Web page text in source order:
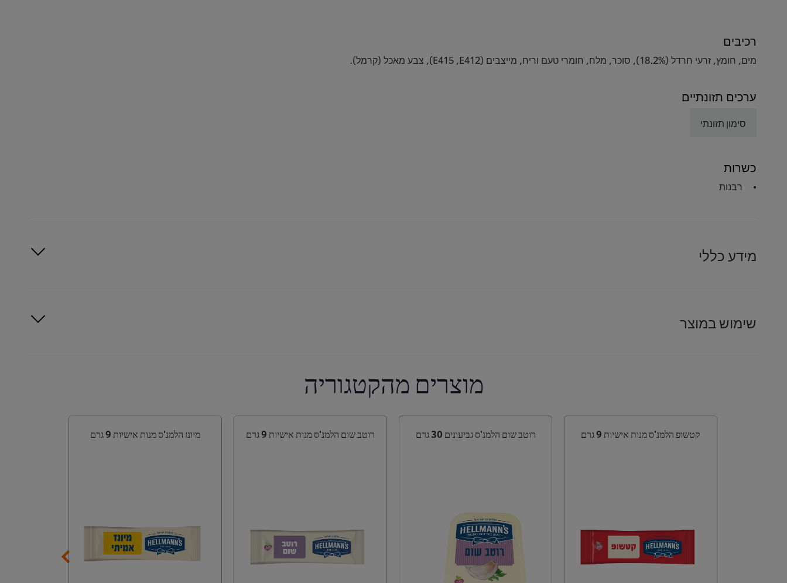
רכיבים
מים, חומץ, זרעי חרדל (18.2%), סוכר, מלח, חומרי טעם וריח, מייצבים (E415 ,E412), צבע מאכל (קרמל).
ערכים תזונתיים
סימון תזונתי
כשרות
רבנות
מידע כללי
שימוש במוצר
מוצרים מהקטגוריה
קטשופ הלמנ'ס מנות אישיות 9 גרם רוטב שום הלמנ'ס גביעונים 30 גרם רוטב שום הלמנ'ס מנות אישיות 9 גרם מיונז הלמנ'ס מנות אישיות 9 גרם